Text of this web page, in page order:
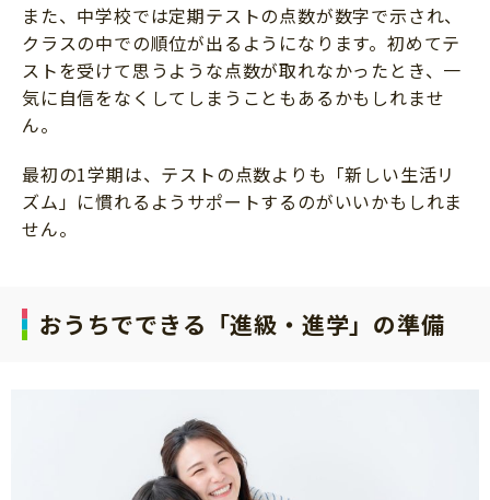
また、中学校では定期テストの点数が数字で示され、
クラスの中での順位が出るようになります。初めてテ
ストを受けて思うような点数が取れなかったとき、一
気に自信をなくしてしまうこともあるかもしれませ
ん。
最初の1学期は、テストの点数よりも「新しい生活リ
ズム」に慣れるようサポートするのがいいかもしれま
せん。
おうちでできる「進級・進学」の準備